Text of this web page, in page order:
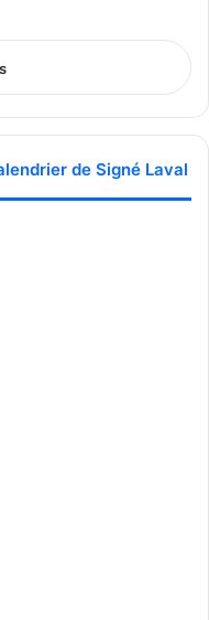
de Signé Laval